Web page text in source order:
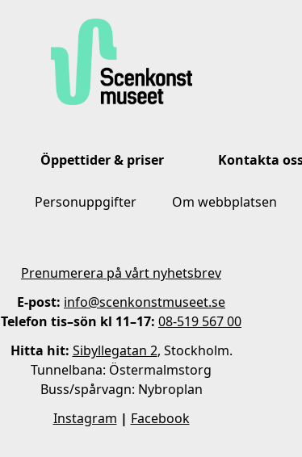
Öppettider & priser Kontakta
Personuppgifter Om webbplatsen
Prenumerera på vårt nyhetsbrev
E-post: info@scenkonstmuseet.se
Telefon tis–sön kl 11–17: 08-519 567 00
Hitta hit: Sibyllegatan 2, Stockholm.
Tunnelbana: Östermalmstorg
Buss/spårvagn: Nybroplan
Instagram | Facebook